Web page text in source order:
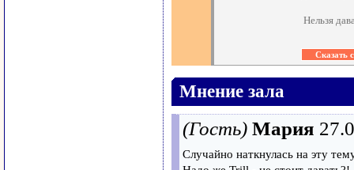
Нельзя
Мнение зала
(Гость) Мария
Случайно наткнулась на эту